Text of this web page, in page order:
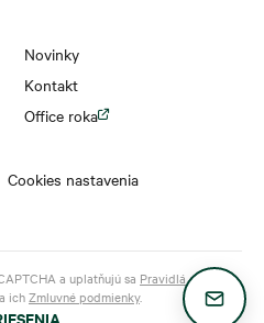
Novinky
Kontakt
Office roka
Cookies nastavenia
a uplatňujú sa Pravidlá ochrany
ichZmluvné podmienky.